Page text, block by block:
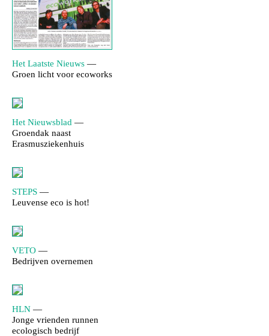
Het Laatste Nieuws —
Groen licht voor ecoworks
Het Nieuwsblad —
Groendak naast
Erasmusziekenhuis
STEPS —
Leuvense eco is hot!
VETO —
Bedrijven overnemen
HLN —
Jonge vrienden runnen
ecologisch bedrijf